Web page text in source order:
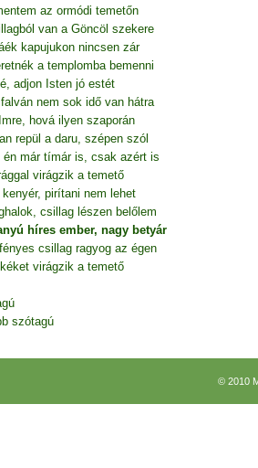
az ormódi temetőn
van a Göncöl szekere
kapujukon nincsen zár
a templomba bemenni
adjon Isten jó estét
nem sok idő van hátra
hová ilyen szaporán
repül a daru, szépen szól
én már tímár is, csak azért is
virágzik a temető
kenyér, pirítani nem lehet
csillag lészen belőlem
híres ember, nagy betyár
csillag ragyog az égen
virágzik a temető
szótagú
© 2010